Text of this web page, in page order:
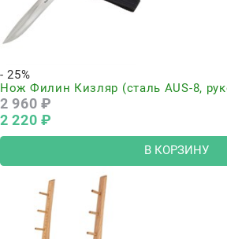
- 25%
Нож Филин Кизляр (сталь AUS-8,
2 960 ₽
2 220 ₽
В КОРЗИНУ